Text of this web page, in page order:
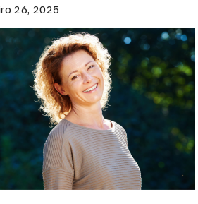
26, 2025